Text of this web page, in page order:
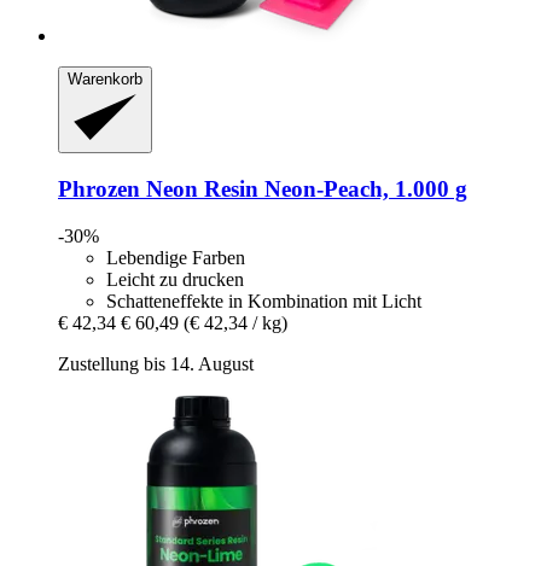
Warenkorb
Phrozen Neon Resin Neon-​Peach, 1.000 g
-30%
Lebendige Farben
Leicht zu drucken
Schatteneffekte in Kombination mit Licht
€ 42,34 € 60,49 (€ 42,34 / kg)
Zustellung bis 14. August